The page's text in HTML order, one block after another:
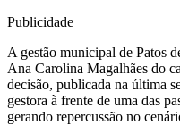
Publicidade
A gestão municipal de Patos
Ana Carolina Magalhães do
decisão, publicada na última
gestora à frente de uma das
gerando repercussão no